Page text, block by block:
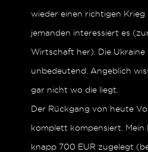
wieder einen richtigen
jemanden interessiert es
Wirtschaft her). Die Ukraine
unbedeutend. Angeblich
gar nicht wo die liegt.
Der Rückgang von heute
komplett kompensiert.
knapp 700 EUR zugelegt